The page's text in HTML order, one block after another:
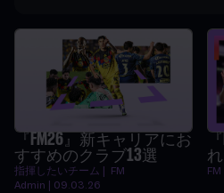
『FM26』新キャリアにお
すすめのクラブ13選
指揮したいチーム | FM
Admin | 09.03.26